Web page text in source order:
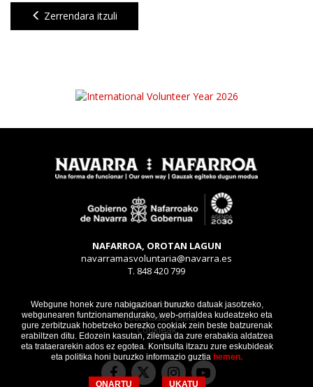
Webgune honek zure nabigazioari buruzko datuak jasotzeko,
webgunearen funtzionamendurako, web-orrialdea kudeatzeko eta
gure zerbitzuak hobetzeko berezko cookiak zein beste batzurenak
erabiltzen ditu. Edozein kasutan, zilegia da zure erabakia aldatzea
eta trataerarekin ados ez egotea. Kontsulta itzazu zure eskubideak
eta politika honi buruzko informazio guztia hemen.
ONARTU UKATU
Zerrendara itzuli
NAFARROA, OROTAN LAGUN
navarramasvoluntaria@navarra.es
T. 848 420 799
Legezko oharra
Pribatutasun atala
Cookieak
Facebook
Twitter
InstagramYoutube